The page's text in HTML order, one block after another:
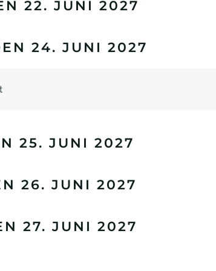
22. JUNI 2027
24. JUNI 2027
25. JUNI 2027
26. JUNI 2027
27. JUNI 2027